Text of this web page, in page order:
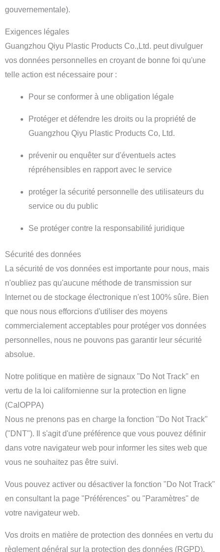
gouvernementale).
Exigences légales
Guangzhou Qiyu Plastic Products Co.,Ltd. peut divulguer
vos données personnelles en croyant de bonne foi qu'une
telle action est nécessaire pour :
Pour se conformer à une obligation légale
Protéger et défendre les droits ou la propriété de
Guangzhou Qiyu Plastic Products Co, Ltd.
prévenir ou enquêter sur d'éventuels actes
répréhensibles en rapport avec le service
protéger la sécurité personnelle des utilisateurs du
service ou du public
Se protéger contre la responsabilité juridique
Sécurité des données
La sécurité de vos données est importante pour nous, mais
n'oubliez pas qu'aucune méthode de transmission sur
Internet ou de stockage électronique n'est 100% sûre. Bien
que nous nous efforcions d'utiliser des moyens
commercialement acceptables pour protéger vos données
personnelles, nous ne pouvons pas garantir leur sécurité
absolue.
Notre politique en matière de signaux "Do Not Track" en
vertu de la loi californienne sur la protection en ligne
(CalOPPA)
Nous ne prenons pas en charge la fonction "Do Not Track"
("DNT"). Il s'agit d'une préférence que vous pouvez définir
dans votre navigateur web pour informer les sites web que
vous ne souhaitez pas être suivi.
Vous pouvez activer ou désactiver la fonction "Do Not Track"
en consultant la page "Préférences" ou "Paramètres" de
votre navigateur web.
Vos droits en matière de protection des données en vertu du
règlement général sur la protection des données (RGPD).